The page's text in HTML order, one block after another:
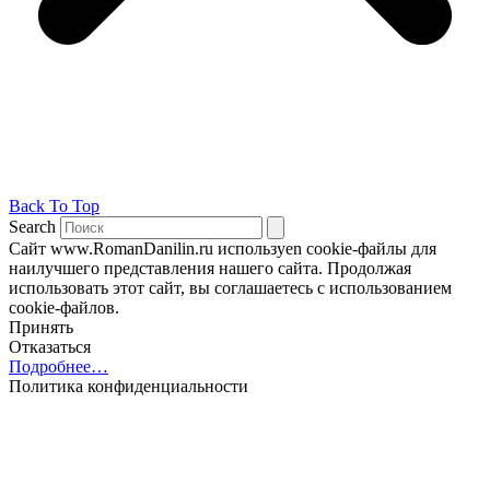
Back To Top
Search
Сайт www.RomanDanilin.ru используеn cookie-файлы для
наилучшего представления нашего сайта. Продолжая
использовать этот сайт, вы соглашаетесь с использованием
cookie-файлов.
Принять
Отказаться
Подробнее…
Политика конфиденциальности